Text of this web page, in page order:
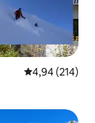
Gemiddelde
4,94 (214)